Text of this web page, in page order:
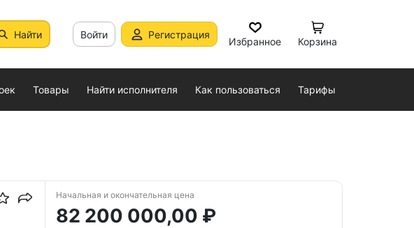
Найти Войти Регистрация
Избранное Корзина
Товары Найти исполнителя Как пользоваться Тарифы
Начальная и окончательная цена
82 200 000,00 ₽